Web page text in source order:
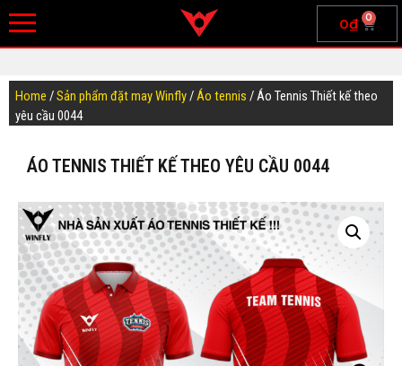
0₫ 0
Home /Sản phẩm đặt may Winfly/Áo tennis / Áo Tennis Thiết kế theo
yêu cầu 0044
ÁO TENNIS THIẾT KẾ THEO YÊU CẦU 0044